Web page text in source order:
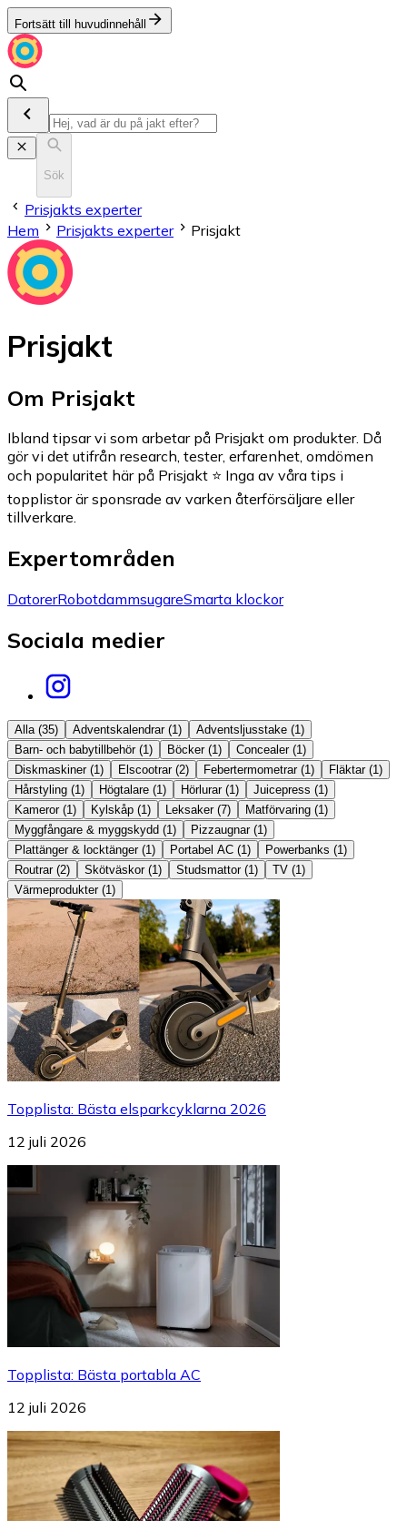
Fortsätt till huvudinnehåll
Sök
Prisjakts experter
Hem
Prisjakts experter Prisjakt
Prisjakt
Om Prisjakt
Ibland tipsar vi som arbetar på Prisjakt om produkter. Då
gör vi det utifrån research, tester, erfarenhet, omdömen
och popularitet här på Prisjakt ⭐ Inga av våra tips i
topplistor är sponsrade av varken återförsäljare eller
tillverkare.
Expertområden
DatorerRobotdammsugareSmarta klockor
Sociala medier
Alla (35) Adventskalendrar(1) Adventsljusstake (1)
Barn- och babytillbehör(1) Böcker(1) Concealer(1)
Diskmaskiner(1) Elscootrar(2) Febertermometrar(1) Fläktar(1)
Hårstyling (1) Högtalare (1) Hörlurar(1) Juicepress (1)
Kameror(1) Kylskåp (1) Leksaker(7) Matförvaring (1)
Myggfångare & myggskydd (1) Pizzaugnar(1)
Plattänger & locktänger(1) Portabel AC (1) Powerbanks (1)
Routrar(2) Skötväskor(1) Studsmattor(1) TV (1)
Värmeprodukter(1)
Topplista: Bästa elsparkcyklarna 2026
12 juli 2026
Topplista: Bästa portabla AC
12 juli 2026